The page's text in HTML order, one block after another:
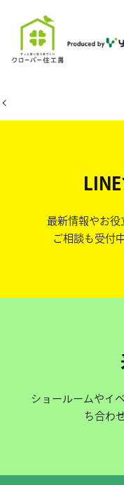
最新情報やお役
ご相談も受付
ショールームやイ
ち合わ